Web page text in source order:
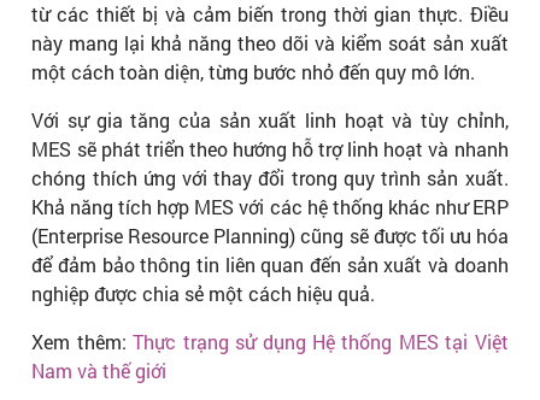
từ các thiết bị và cảm biến trong thời gian thực. Điều
này mang lại khả năng theo dõi và kiểm soát sản xuất
một cách toàn diện, từng bước nhỏ đến quy mô lớn.
Với sự gia tăng của sản xuất linh hoạt và tùy chỉnh,
MES sẽ phát triển theo hướng hỗ trợ linh hoạt và nhanh
chóng thích ứng với thay đổi trong quy trình sản xuất.
Khả năng tích hợp MES với các hệ thống khác như ERP
(Enterprise Resource Planning) cũng sẽ được tối ưu hóa
để đảm bảo thông tin liên quan đến sản xuất và doanh
nghiệp được chia sẻ một cách hiệu quả.
Xem thêm:Thực trạng sử dụng Hệ thống MES tại Việt
Nam và thế giới